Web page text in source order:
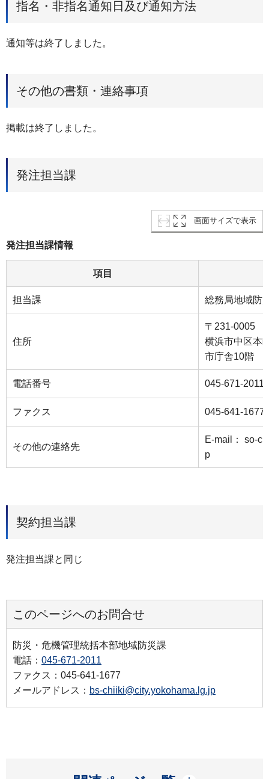
指名・非指名通知日及び通知方法
通知等は終了しました。
その他の書類・連絡事項
掲載は終了しました。
発注担当課
画面サイズで表示
発注担当課情報
項目
担当課 総務局地域防
住所
〒231-0005
横浜市中区本
市庁舎10階
電話番号 045-671-2011
ファクス 045-641-1677
その他の連絡先
E-mail： so-
p
契約担当課
発注担当課と同じ
このページへのお問合せ
防災・危機管理統括本部地域防災課
電話： 045-671-2011
ファクス：045-641-1677
メールアドレス： bs-chiiki@city.yokohama.lg.jp